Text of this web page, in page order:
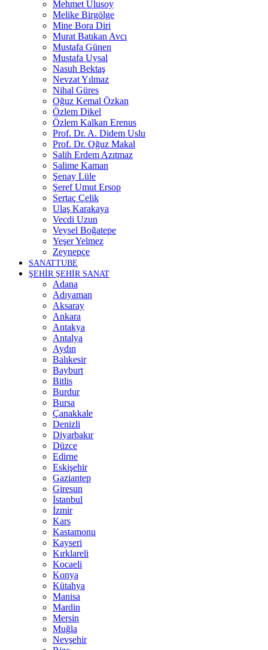
Mehmet Ulusoy
Melike Birgölge
Mine Bora Diri
Murat Batıkan Avcı
Mustafa Günen
Mustafa Uysal
Nasuh Bektaş
Nevzat Yılmaz
Nihal Güres
Oğuz Kemal Özkan
Özlem Dikel
Özlem Kalkan Erenus
Prof. Dr. A. Didem Uslu
Prof. Dr. Oğuz Makal
Salih Erdem Azıtmaz
Salime Kaman
Şenay Lüle
Şeref Umut Ersop
Sertaç Çelik
Ulaş Karakaya
Vecdi Uzun
Veysel Boğatepe
Yeşer Yelmez
Zeynepçe
SANATTUBE
ŞEHİR ŞEHİR SANAT
Adana
Adıyaman
Aksaray
Ankara
Antakya
Antalya
Aydın
Balıkesir
Bayburt
Bitlis
Burdur
Bursa
Çanakkale
Denizli
Diyarbakır
Düzce
Edirne
Eskişehir
Gaziantep
Giresun
İstanbul
İzmir
Kars
Kastamonu
Kayseri
Kırklareli
Kocaeli
Konya
Kütahya
Manisa
Mardin
Mersin
Muğla
Nevşehir